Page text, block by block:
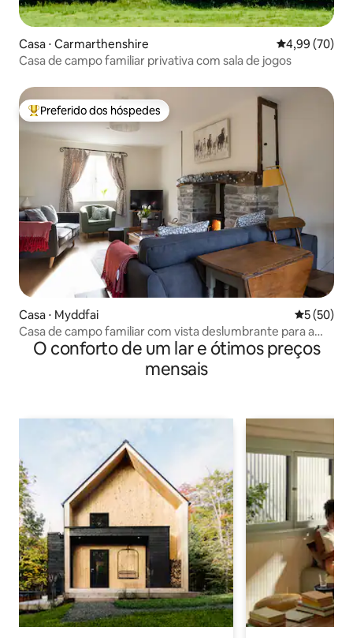
Casa ⋅ Carmarthenshire 4,99 de uma
4,99 (70)
Casa de campo familiar privativa com sala de jogos
Entre os melhores preferidos dos hóspedes
Preferido dos hóspedes
Casa ⋅ Myddfai 5 de uma
5 (50)
Casa de campo familiar com vista deslumbrante para a
montanha
O conforto de um lar e ótimos preços
mensais